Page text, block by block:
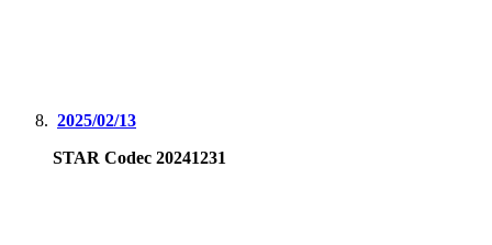
2025/02/13
STAR Codec 20241231